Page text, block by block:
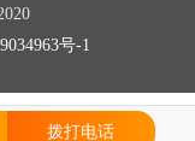
拨打电话
号-1